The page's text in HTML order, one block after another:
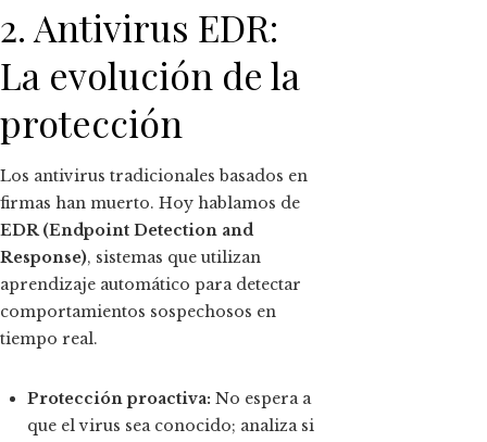
2. Antivirus EDR:
La evolución de la
protección
Los antivirus tradicionales basados en
firmas han muerto. Hoy hablamos de
EDR (Endpoint Detection and
Response), sistemas que utilizan
aprendizaje automático para detectar
comportamientos sospechosos en
tiempo real.
Protección proactiva: No espera a
que el virus sea conocido; analiza si